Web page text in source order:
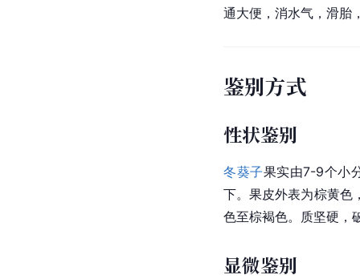
通大便，消水气，滑胎
鉴别方式
性状鉴别
冬葵子果实由7-9个小
下。果皮外表为棕黄色
色至棕褐色。质坚硬，
显微鉴别